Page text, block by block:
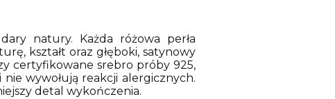
natury. Każda różowa perła
kształt oraz głęboki, satynowy
certyfikowane srebro próby 925,
wywołują reakcji alergicznych.
detal wykończenia.